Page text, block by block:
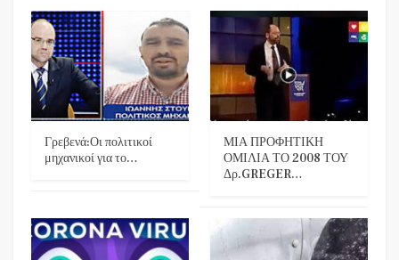
Γρεβενά:Οι πολιτικοί
μηχανικοί για το…
ΜΙΑ ΠΡΟΦΗΤΙΚΗ
ΟΜΙΛΙΑ ΤΟ 2008 ΤΟΥ
Δρ.GREGER…